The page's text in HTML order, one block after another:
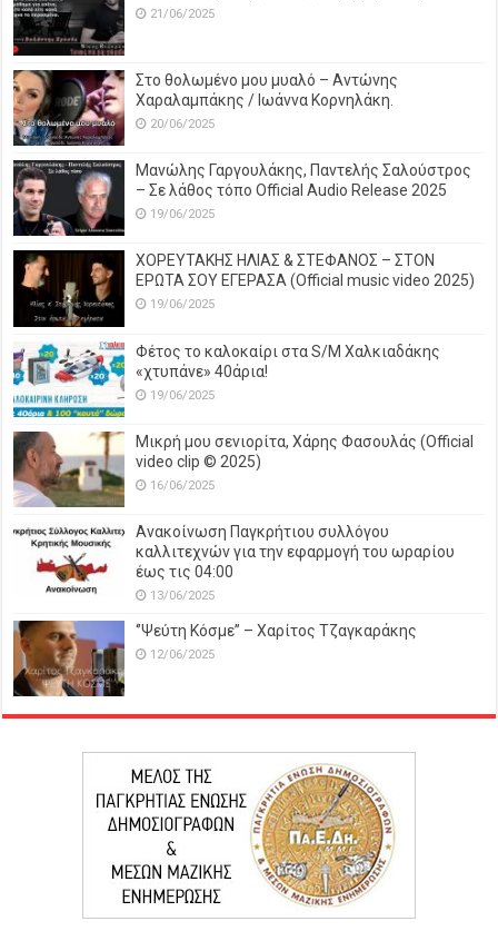
21/06/2025
Στο θολωμένο μου μυαλό – Αντώνης
Χαραλαμπάκης / Ιωάννα Κορνηλάκη.
20/06/2025
Μανώλης Γαργουλάκης, Παντελής Σαλούστρος
– Σε λάθος τόπο Official Audio Release 2025
19/06/2025
ΧΟΡΕΥΤΑΚΗΣ ΗΛΙΑΣ & ΣΤΕΦΑΝΟΣ – ΣΤΟΝ
ΕΡΩΤΑ ΣΟΥ ΕΓΕΡΑΣΑ (Official music video 2025)
19/06/2025
Φέτος το καλοκαίρι στα S/M Χαλκιαδάκης
«χτυπάνε» 40άρια!
19/06/2025
Μικρή μου σενιορίτα, Χάρης Φασουλάς (Official
video clip © 2025)
16/06/2025
Ανακοίνωση Παγκρήτιου συλλόγου
καλλιτεχνών για την εφαρμογή του ωραρίου
έως τις 04:00
13/06/2025
‘’Ψεύτη Κόσμε’’ – Χαρίτος Τζαγκαράκης
12/06/2025